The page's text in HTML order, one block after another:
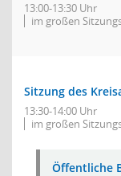
13:00-13:30 Uhr
im großen
Sitzung des
13:30-14:00 Uhr
im großen
Öffentliche